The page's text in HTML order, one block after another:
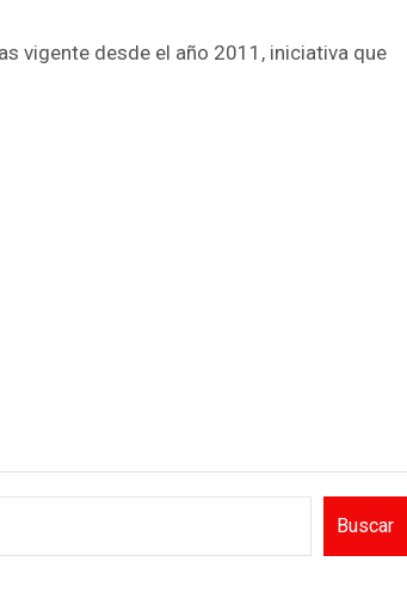
vigente desde el año 2011, iniciativa que
Buscar